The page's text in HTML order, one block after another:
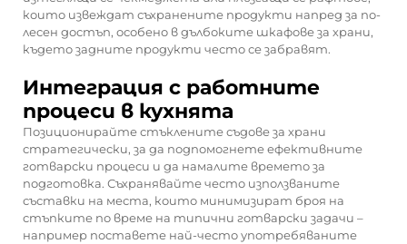
които извеждат съхранените продукти напред за по-
лесен достъп, особено в дълбоките шкафове за храни,
където задните продукти често се забравят.
Интеграция с работните
процеси в кухнята
Позиционирайте стъклените съдове за храни
стратегически, за да подпомогнете ефективните
готварски процеси и да намалите времето за
подготовка. Съхранявайте често използваните
съставки на места, които минимизират броя на
стъпките по време на типични готварски задачи –
например поставете най-често употребяваните